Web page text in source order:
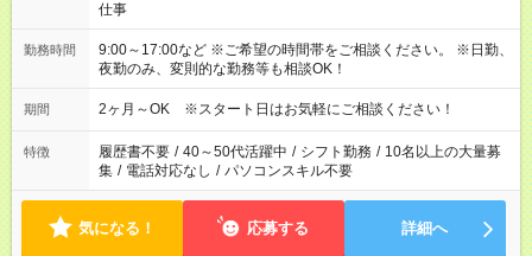
仕事
勤務時間
9:00～17:00など ※ご希望の時間帯をご相談ください。 ※日勤、
夜勤のみ、変則的な勤務等も相談OK！
期間 2ヶ月～OK ※スタート日はお気軽にご相談ください！
特徴 履歴書不要 / 40～50代活躍中 / シフト勤務 / 10名以上の大量募
集 / 電話対応なし / パソコンスキル不要
気になる！ 応募する 詳細へ